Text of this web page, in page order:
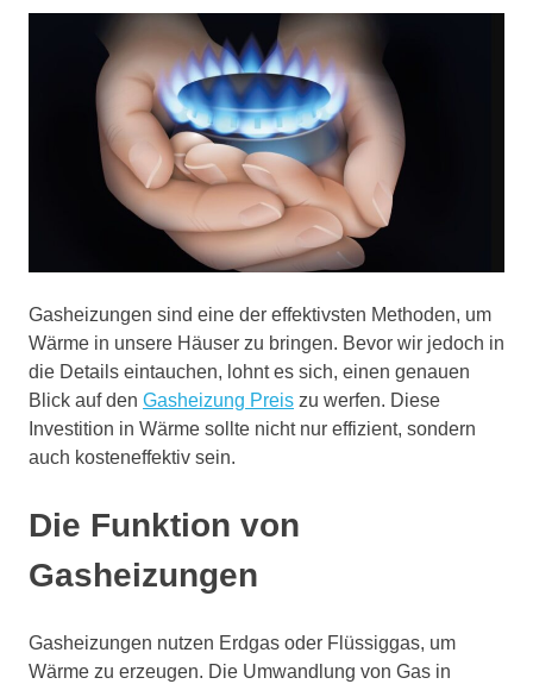
Ihnen
Gasheizungen sind eine der effektivsten Methoden, um
Wärme in unsere Häuser zu bringen. Bevor wir jedoch in
die Details eintauchen, lohnt es sich, einen genauen
Blick auf den Gasheizung Preis zu werfen. Diese
Investition in Wärme sollte nicht nur effizient, sondern
auch kosteneffektiv sein.
Die Funktion von
Gasheizungen
Gasheizungen nutzen Erdgas oder Flüssiggas, um
Wärme zu erzeugen. Die Umwandlung von Gas in